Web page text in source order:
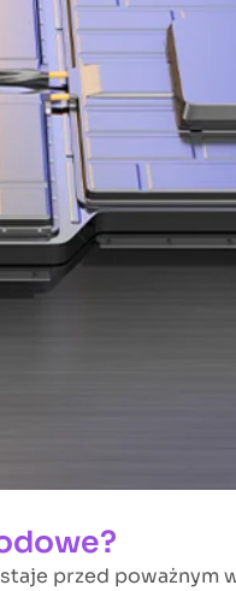
przed poważnym